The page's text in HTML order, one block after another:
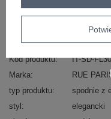
sposób prania : pranie w
Kod produktu
IT-SD-
Marka
RUE
typ produktu
spodnie z
styl
elegancki